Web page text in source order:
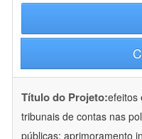
Título do Projeto:efeitos
tribunais de contas nas
públicas: aprimoramento